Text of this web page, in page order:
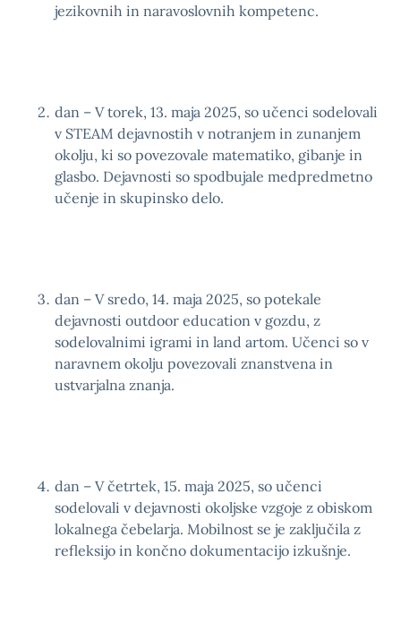
jezikovnih in naravoslovnih kompetenc.
dan – V torek, 13. maja 2025, so učenci sodelovali
v STEAM dejavnostih v notranjem in zunanjem
okolju, ki so povezovale matematiko, gibanje in
glasbo. Dejavnosti so spodbujale medpredmetno
učenje in skupinsko delo.
dan – V sredo, 14. maja 2025, so potekale
dejavnosti outdoor education v gozdu, z
sodelovalnimi igrami in land artom. Učenci so v
naravnem okolju povezovali znanstvena in
ustvarjalna znanja.
dan – V četrtek, 15. maja 2025, so učenci
sodelovali v dejavnosti okoljske vzgoje z obiskom
lokalnega čebelarja. Mobilnost se je zaključila z
refleksijo in končno dokumentacijo izkušnje.